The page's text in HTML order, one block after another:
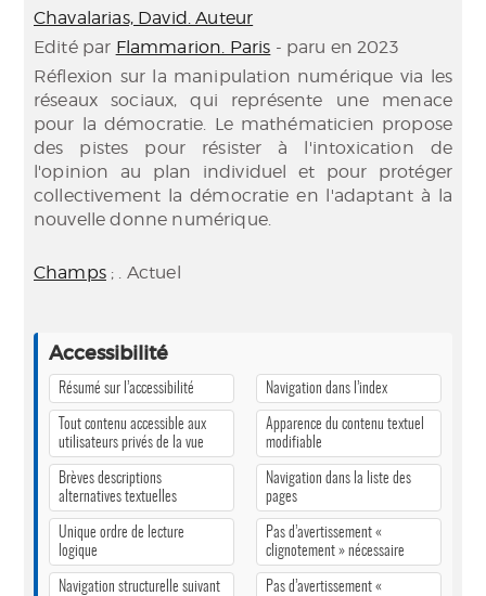
Chavalarias, David. Auteur
Edité par Flammarion. Paris - paru en 2023
Réflexion sur la manipulation numérique via les
réseaux sociaux, qui représente une menace
pour la démocratie. Le mathématicien propose
des pistes pour résister à l'intoxication de
l'opinion au plan individuel et pour protéger
collectivement la démocratie en l'adaptant à la
nouvelle donne numérique.
Champs; . Actuel
Accessibilité
Résumé sur l’accessibilité
Tout contenu accessible aux
utilisateurs privés de la vue
Brèves descriptions
alternatives textuelles
Unique ordre de lecture
logique
Navigation structurelle suivant
Navigation dans l’index
Apparence du contenu textuel
modifiable
Navigation dans la liste des
pages
Pas d’avertissement «
clignotement » nécessaire
Pas d’avertissement «